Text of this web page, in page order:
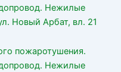
Нежилые
Новый Арбат, вл. 21
пожаротушения.
Нежилые